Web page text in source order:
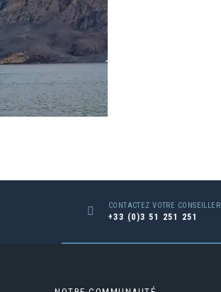
CONTACTEZ VOTRE CONSEILLER
+33 (0)3 51 251 251